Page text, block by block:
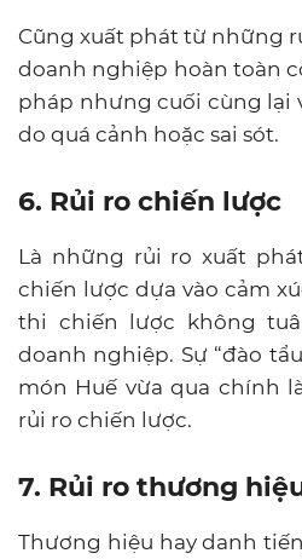
Cũng xuất phát từ những
doanh nghiệp hoàn toàn
pháp nhưng cuối cùng lại
do quá cảnh hoặc sai sót.
6. Rủi ro chiến lược
Là những rủi ro xuất
chiến lược dựa vào cảm
thi chiến lược không
doanh nghiệp. Sự “đào
món Huế vừa qua chính
rủi ro chiến lược.
7. Rủi ro thương
Thương hiệu hay danh